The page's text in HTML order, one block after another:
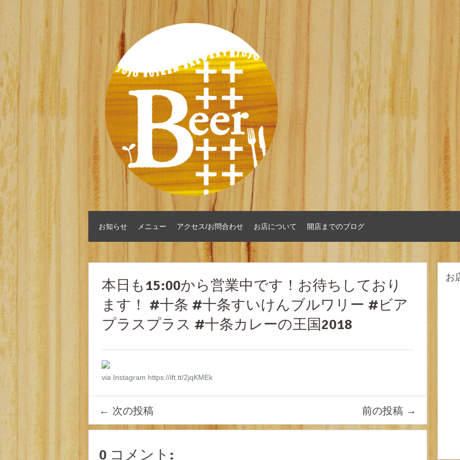
お知らせ メニュー アクセス/お問合わせ お店について 開店までのブログ
本日も15:00から営業中です！お待ちしており
ます！ #十条 #十条すいけんブルワリー #ビア
プラスプラス #十条カレーの王国2018
via Instagram https://ift.tt/2jqKMEk
← 次の投稿 前の投稿 →
0 コメント:
お